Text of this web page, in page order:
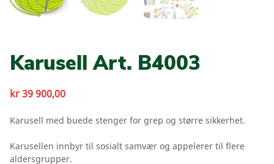
Karusell Art. B4003
kr39 900,00
Karusell med buede stenger for grep og større sikkerhet.
Karusellen innbyr til sosialt samvær og appelerer til flere
aldersgrupper.